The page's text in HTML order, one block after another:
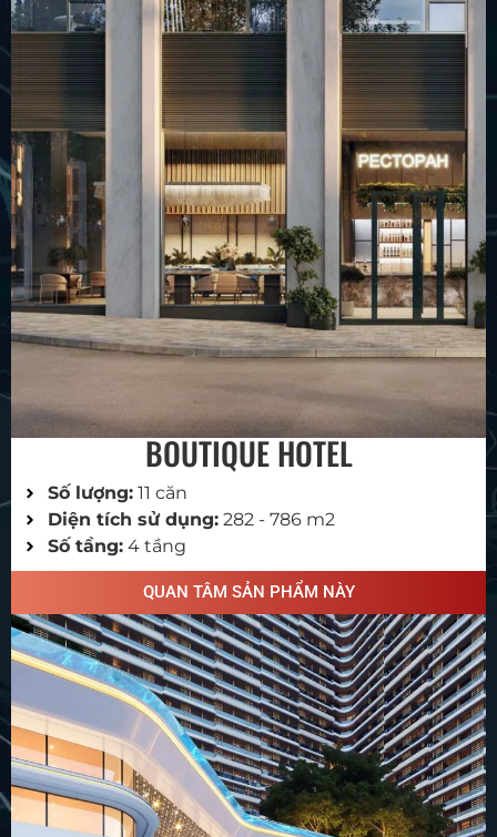
BOUTIQUE HOTEL
Số lượng:11 căn
Diện tích sử dụng:282 - 786 m2
Số tầng:4 tầng
QUAN TÂM SẢN PHẨM NÀY